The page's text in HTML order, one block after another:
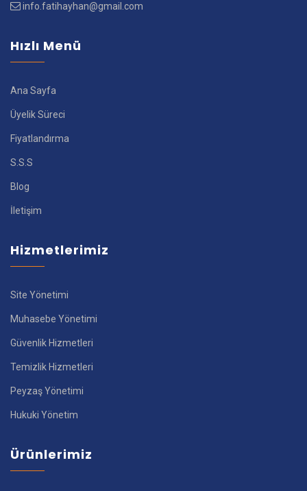
info.fatihayhan@gmail.com
Hızlı Menü
Ana Sayfa
Üyelik Süreci
Fiyatlandırma
S.S.S
Blog
İletişim
Hizmetlerimiz
Site Yönetimi
Muhasebe Yönetimi
Güvenlik Hizmetleri
Temizlik Hizmetleri
Peyzaş Yönetimi
Hukuki Yönetim
Ürünlerimiz